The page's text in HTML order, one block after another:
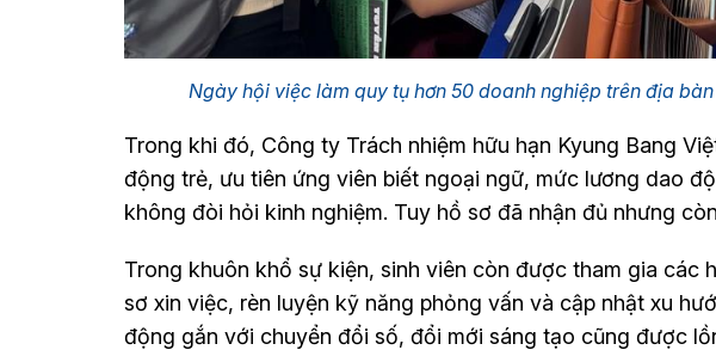
Ngày hội việc làm quy tụ hơn 50 doanh nghiệp trên địa
Trong khi đó, Công ty Trách nhiệm hữu hạn Kyung Bang
động trẻ, ưu tiên ứng viên biết ngoại ngữ, mức lương dao
không đòi hỏi kinh nghiệm. Tuy hồ sơ đã nhận đủ nhưng
Trong khuôn khổ sự kiện, sinh viên còn được tham gia các
sơ xin việc, rèn luyện kỹ năng phỏng vấn và cập nhật xu
động gắn với chuyển đổi số, đổi mới sáng tạo cũng được